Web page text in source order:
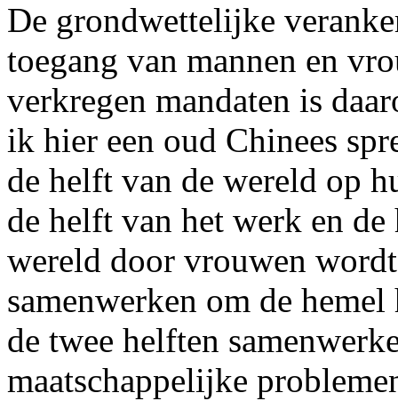
De grondwettelijke
toegang van mannen en
verkregen mandaten is
ik hier een oud Chinees
de helft van de wereld op
de helft van het werk en
wereld door vrouwen
samenwerken om de
de twee helften
maatschappelijke